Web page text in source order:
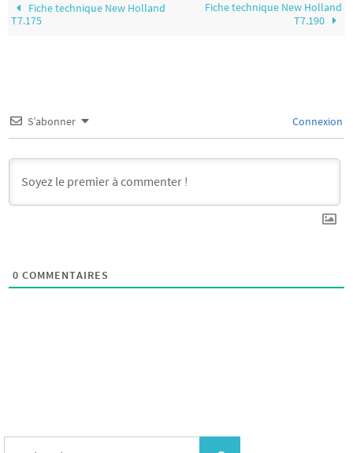
Fiche technique New Holland
T7.175
Fiche technique New Holland
T7.190
S’abonner Connexion
0 COMMENTAIRES